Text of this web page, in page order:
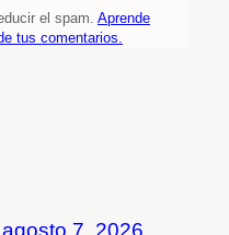
el spam. Aprende
tus comentarios.
agosto 7, 2026